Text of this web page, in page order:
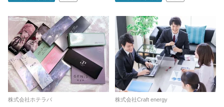
株式会社ホテラバ 株式会社Craft energy